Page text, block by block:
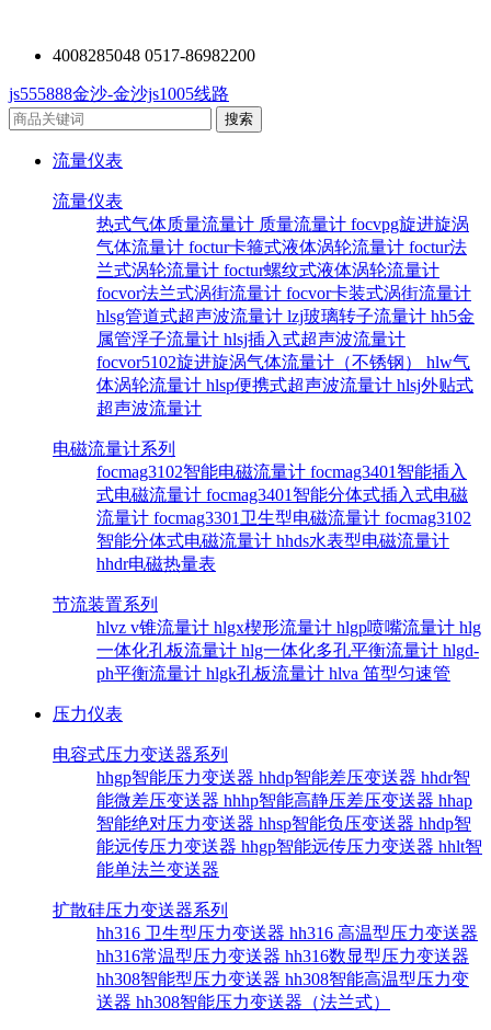
4008285048 0517-86982200
js555888金沙-金沙js1005线路
流量仪表
流量仪表
热式气体质量流量计 质量流量计 focvpg旋进旋涡
气体流量计 foctur卡箍式液体涡轮流量计 foctur法
兰式涡轮流量计 foctur螺纹式液体涡轮流量计
focvor法兰式涡街流量计 focvor卡装式涡街流量计
hlsg管道式超声波流量计 lzj玻璃转子流量计 hh5金
属管浮子流量计 hlsj插入式超声波流量计
focvor5102旋进旋涡气体流量计（不锈钢） hlw气
体涡轮流量计 hlsp便携式超声波流量计 hlsj外贴式
超声波流量计
电磁流量计系列
focmag3102智能电磁流量计 focmag3401智能插入
式电磁流量计 focmag3401智能分体式插入式电磁
流量计 focmag3301卫生型电磁流量计 focmag3102
智能分体式电磁流量计 hhds水表型电磁流量计
hhdr电磁热量表
节流装置系列
hlvz v锥流量计 hlgx楔形流量计 hlgp喷嘴流量计 hlg
一体化孔板流量计 hlg一体化多孔平衡流量计 hlgd-
ph平衡流量计 hlgk孔板流量计 hlva 笛型匀速管
压力仪表
电容式压力变送器系列
hhgp智能压力变送器 hhdp智能差压变送器 hhdr智
能微差压变送器 hhhp智能高静压差压变送器 hhap
智能绝对压力变送器 hhsp智能负压变送器 hhdp智
能远传压力变送器 hhgp智能远传压力变送器 hhlt智
能单法兰变送器
扩散硅压力变送器系列
hh316 卫生型压力变送器 hh316 高温型压力变送器
hh316常温型压力变送器 hh316数显型压力变送器
hh308智能型压力变送器 hh308智能高温型压力变
送器 hh308智能压力变送器（法兰式）